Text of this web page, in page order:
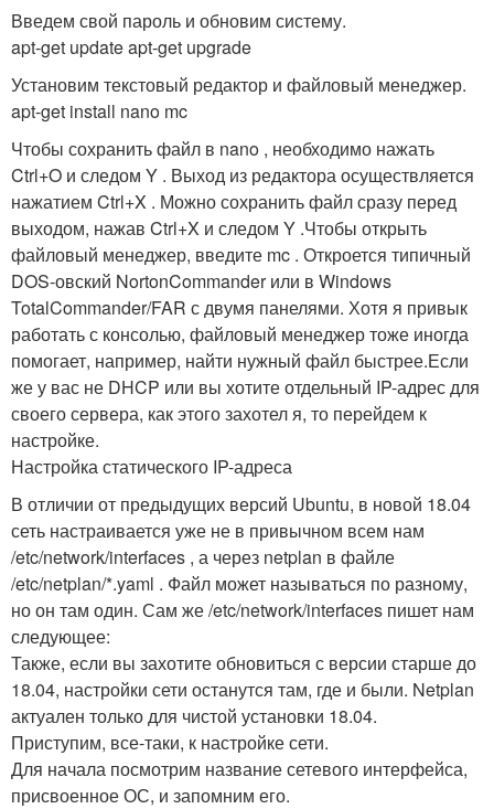
Введем свой пароль и обновим систему.
apt-get update apt-get upgrade
Установим текстовый редактор и файловый менеджер.
apt-get install nano mc
Чтобы сохранить файл в nano , необходимо нажать
Ctrl+O и следом Y . Выход из редактора осуществляется
нажатием Ctrl+X . Можно сохранить файл сразу перед
выходом, нажав Ctrl+X и следом Y .Чтобы открыть
файловый менеджер, введите mc . Откроется типичный
DOS-овский NortonCommander или в Windows
TotalCommander/FAR с двумя панелями. Хотя я привык
работать с консолью, файловый менеджер тоже иногда
помогает, например, найти нужный файл быстрее.Если
же у вас не DHCP или вы хотите отдельный IP-адрес для
своего сервера, как этого захотел я, то перейдем к
настройке.
Настройка статического IP-адреса
В отличии от предыдущих версий Ubuntu, в новой 18.04
сеть настраивается уже не в привычном всем нам
/etc/network/interfaces , а через netplan в файле
/etc/netplan/*.yaml . Файл может называться по разному,
но он там один. Сам же /etc/network/interfaces пишет нам
следующее:
Также, если вы захотите обновиться с версии старше до
18.04, настройки сети останутся там, где и были. Netplan
актуален только для чистой установки 18.04.
Приступим, все-таки, к настройке сети.
Для начала посмотрим название сетевого интерфейса,
присвоенное ОС, и запомним его.